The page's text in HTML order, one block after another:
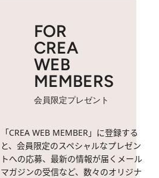
FOR
CREA
WEB
MEMBERS
会員限定プレゼント
「CREA WEB MEMBER」に登録する
と、会員限定のスペシャルなプレゼン
トへの応募、最新の情報が届くメール
マガジンの受信など、数々のオリジナ